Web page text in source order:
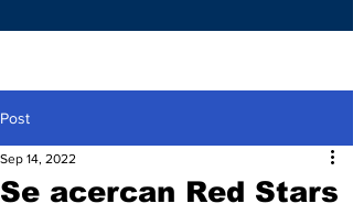
Post
Se acercan Red Stars
Sep 14, 2022